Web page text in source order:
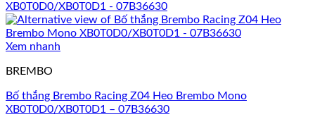
Xem nhanh
BREMBO
Bố thắng Brembo Racing Z04 Heo Brembo Mono
XB0T0D0/XB0T0D1 – 07B36630